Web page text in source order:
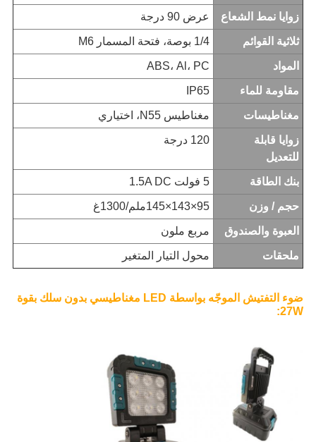
زوايا نمط الشعاع عرض 90 درجة
ثلاثية القوائم 1/4 بوصة، فتحة المسمار M6
المواد ABS، Al، PC
مقاومة للماء IP65
مغناطيسات مغناطيس N55، اختياري
زوايا قابلة
للتعديل
120 درجة
بنك الطاقة 5 فولت 1.5A DC
حجم / وزن 95×143×145ملم/1300غ
العبوة والصندوق مربع ملون
ملحقات محول التيار المتغير
ضوء التفتيش الموجّه بواسطة LED مغناطيسي بدون سلك بقوة
27W: